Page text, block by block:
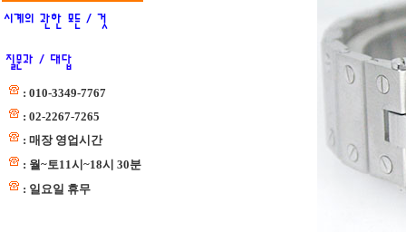
: 010-3349-7767
: 02-2267-7265
: 매장 영업시간
: 월~토11시~18시 30분
: 일요일 휴무